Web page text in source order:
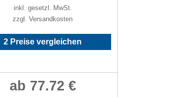
inkl. gesetzl. MwSt.
zzgl. Versandkosten
2 Preise vergleichen
ab 77.72 €